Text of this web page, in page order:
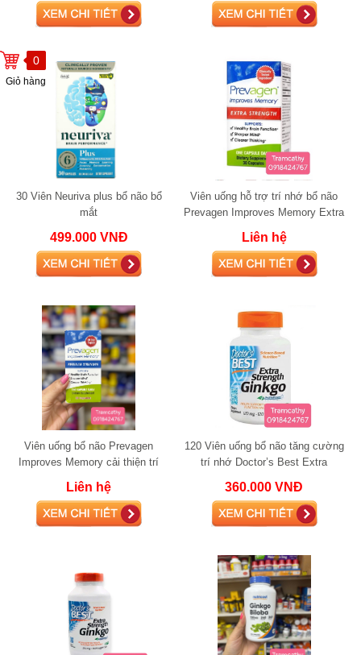
0
Giỏ hàng
30 Viên Neuriva plus bổ não bổ
mắt
499.000 VNĐ
Viên uống hỗ trợ trí nhớ bổ não
Prevagen Improves Memory Extra
Strength 30 Capsulesie·
Liên hệ
Viên uống bổ não Prevagen
Improves Memory cải thiện trí
nhớ 60 viên
Liên hệ
120 Viên uống bổ não tăng cường
trí nhớ Doctor’s Best Extra
360.000 VNĐ